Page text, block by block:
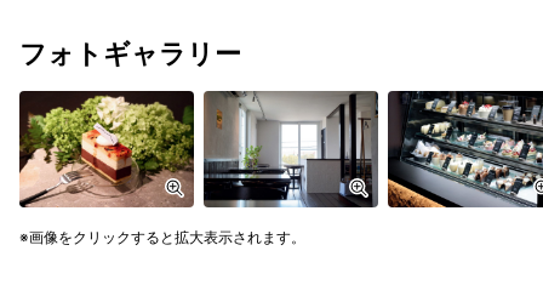
フォトギャラリー
画像をクリックすると拡大表示されます。